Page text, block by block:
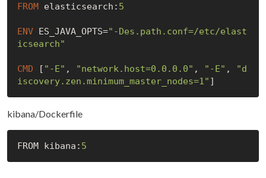
FROM elasticsearch: 5
ENV ES_JAVA_OPTS="-Des.path.conf=/etc/elast
icsearch"
CMD [ "-E" , "network.host=0.0.0.0" , "-E" ,
"d
iscovery.zen.minimum_master_nodes=1" ]
kibana/Dockerfile
FROM kibana: 5